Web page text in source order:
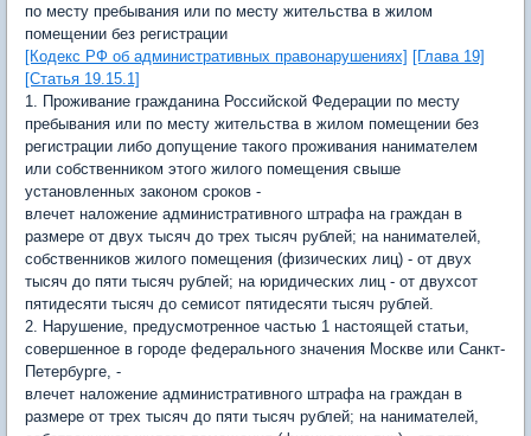
по месту пребывания или по месту жительства в жилом
помещении без регистрации
[Кодекс РФ об административных правонарушениях] [Глава 19]
[Статья 19.15.1]
1. Проживание гражданина Российской Федерации по месту
пребывания или по месту жительства в жилом помещении без
регистрации либо допущение такого проживания нанимателем
или собственником этого жилого помещения свыше
установленных законом сроков -
влечет наложение административного штрафа на граждан в
размере от двух тысяч до трех тысяч рублей; на нанимателей,
собственников жилого помещения (физических лиц) - от двух
тысяч до пяти тысяч рублей; на юридических лиц - от двухсот
пятидесяти тысяч до семисот пятидесяти тысяч рублей.
2. Нарушение, предусмотренное частью 1 настоящей статьи,
совершенное в городе федерального значения Москве или Санкт-
Петербурге, -
влечет наложение административного штрафа на граждан в
размере от трех тысяч до пяти тысяч рублей; на нанимателей,